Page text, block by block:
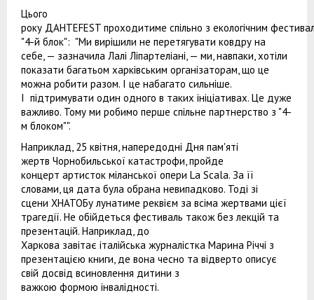
Цього
року ДАНТЕFEST проходитиме спільно з екологічним
"4-й блок": "Ми вирішили не перетягувати ковдру на
себе, — зазначила Лалі Ліпартеліані, — ми, навпаки, хотіли
показати багатьом харківським організаторам, що це
можна робити разом. І це набагато сильніше.
І підтримувати один одного в таких ініціативах. Це дуже
важливо. Тому ми робимо перше спільне партнерство з "4-
м блоком"".
Наприклад, 25 квітня, напередодні Дня пам'яті
жертв Чорнобильської катастрофи, пройде
концерт артисток міланської опери La Scala. За її
словами, ця дата була обрана невипадково. Тоді зі
сцени ХНАТОБу лунатиме реквієм за всіма жертвами цієї
трагедії. Не обійдеться фестиваль також без лекцій та
презентацій. Наприклад, до
Харкова завітає італійська журналістка Марина Річчі з
презентацією книги, де вона чесно та відверто описує
свій досвід всиновлення дитини з
важкою формою інвалідності.